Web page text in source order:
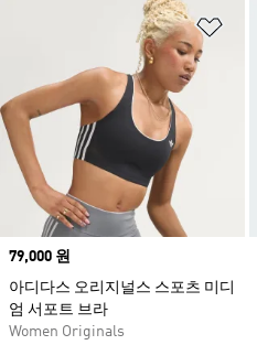
Price
79,000 원
아디다스 오리지널스 스포츠 미디
엄 서포트 브라
Women Originals